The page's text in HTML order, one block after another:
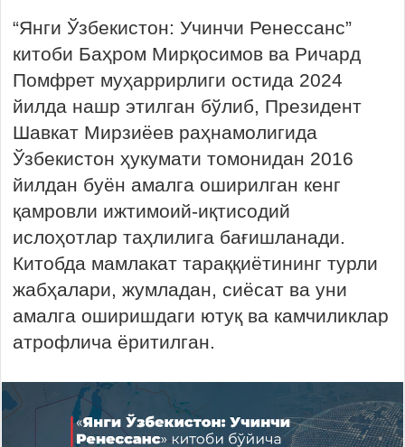
“Янги Ўзбекистон: Учинчи Ренессанс”
китоби Баҳром Мирқосимов ва Ричард
Помфрет муҳаррирлиги остида 2024
йилда нашр этилган бўлиб, Президент
Шавкат Мирзиёев раҳнамолигида
Ўзбекистон ҳукумати томонидан 2016
йилдан буён амалга оширилган кенг
қамровли ижтимоий-иқтисодий
ислоҳотлар таҳлилига бағишланади.
Китобда мамлакат тараққиётининг турли
жабҳалари, жумладан, сиёсат ва уни
амалга оширишдаги ютуқ ва камчиликлар
атрофлича ёритилган.